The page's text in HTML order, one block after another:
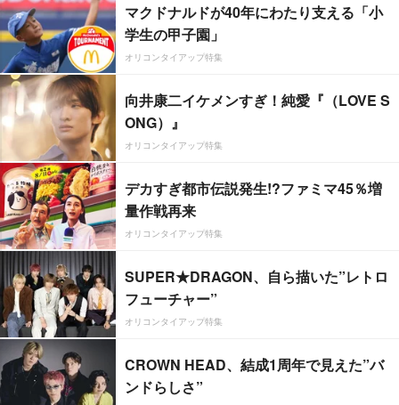
マクドナルドが40年にわたり支える「小
学生の甲子園」
オリコンタイアップ特集
向井康二イケメンすぎ！純愛『（LOVE S
ONG）』
オリコンタイアップ特集
デカすぎ都市伝説発生!?ファミマ45％増
量作戦再来
オリコンタイアップ特集
SUPER★DRAGON、自ら描いた”レトロ
フューチャー”
オリコンタイアップ特集
CROWN HEAD、結成1周年で見えた”バ
ンドらしさ”